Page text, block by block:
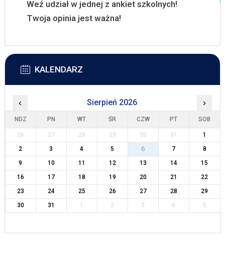
Weź udział w jednej z ankiet szkolnych!
Twoja opinia jest ważna!
KALENDARZ
‹ Sierpień 2026 ›
NDZ PN WT ŚR CZW PT SOB
26 27 28 29 30 31
1
2
3 4 5 6 7
8
9
10 11 12 13 14
15
16
17 18 19 20 21
22
23
24 25 26 27 28
29
30
31 1 2 3 4 5